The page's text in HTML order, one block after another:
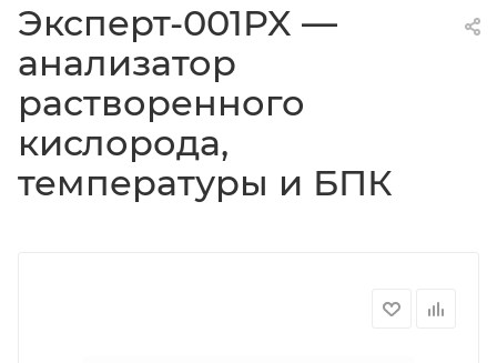
Эксперт-001PX —
анализатор
растворенного
кислорода,
температуры и БПК